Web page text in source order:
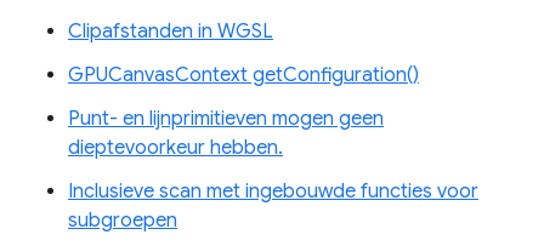
Clipafstanden in WGSL
GPUCanvasContext getConfiguration()
Punt- en lijnprimitieven mogen geen
dieptevoorkeur hebben.
Inclusieve scan met ingebouwde functies voor
subgroepen